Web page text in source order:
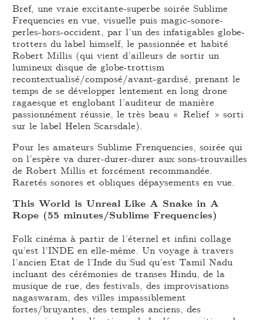
Bref, une vraie excitante-superbe soirée Sublime
Frequencies en vue, visuelle puis magic-sonore-
perles-hors-occident, par l’un des infatigables globe-
trotters du label himself, le passionnée et habité
Robert Millis (qui vient d’ailleurs de sortir un
lumineux disque de globe-trottism
recontextualisé/composé/avant-gardisé, prenant le
temps de se développer lentement en long drone
ragaesque et englobant l’auditeur de manière
passionnément réussie, le très beau « Relief » sorti
sur le label Helen Scarsdale).
Pour les amateurs Sublime Frenquencies, soirée qui
on l’espère va durer-durer-durer aux sons-trouvailles
de Robert Millis et forcément recommandée.
Raretés sonores et obliques dépaysements en vue.
This World is Unreal Like A Snake in A
Rope (55 minutes/Sublime Frequencies)
Folk cinéma à partir de l’éternel et infini collage
qu’est l’INDE en elle-même. Un voyage à travers
l’ancien Etat de l’Inde du Sud qu’est Tamil Nadu
incluant des cérémonies de transes Hindu, de la
musique de rue, des festivals, des improvisations
nagaswaram, des villes impassiblement
fortes/bruyantes, des temples anciens, des